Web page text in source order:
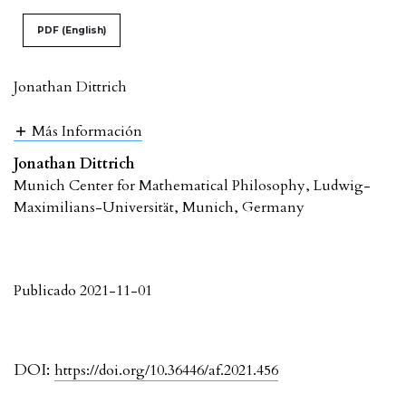
PDF (English)
Jonathan Dittrich
Más Información
Jonathan Dittrich
Munich Center for Mathematical Philosophy, Ludwig-
Maximilians-Universität, Munich, Germany
DOI: https://doi.org/10.36446/af.2021.456
Publicado 2021-11-01